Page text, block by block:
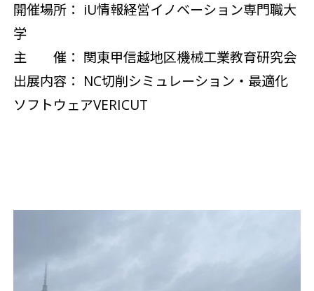
開催場所： iU情報経営イノベーション専門職大
学
主 催： 関東甲信越地区機械工業教育研究会
出展内容： NC切削シミュレーション・最適化
ソフトウェアVERICUT